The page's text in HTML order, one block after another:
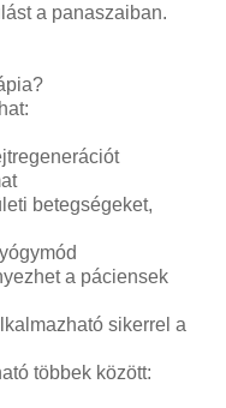
a panaszaiban.
betegségeket,
a páciensek
sikerrel a
többek között: